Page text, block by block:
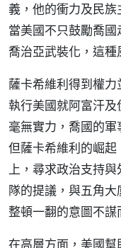
義，他的衝力及民族
當美國不只鼓勵喬
喬治亞武裝化，這種
薩卡希維利得到權
執行美國就阿富汗
毫無實力，喬國的軍
但薩卡希維利的崛
上，尋求政治支持
隊的提議，與五角
整頓一翻的意圖不謀
在高層方面，美國